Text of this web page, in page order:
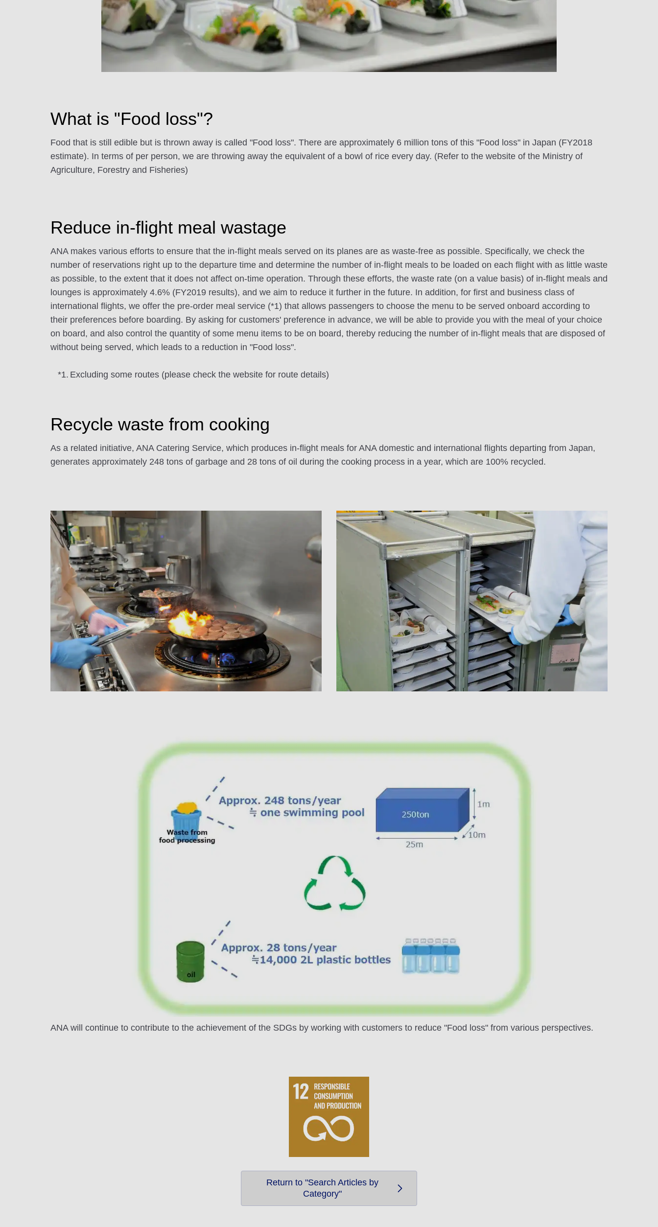
What is "Food loss"?
Food that is still edible but is thrown away is called "Food loss". There are approximately 6 million tons of this "Food loss" in Japan (FY2018
estimate). In terms of per person, we are throwing away the equivalent of a bowl of rice every day. (Refer to the website of the Ministry of
Agriculture, Forestry and Fisheries)
Reduce in-flight meal wastage
ANA makes various efforts to ensure that the in-flight meals served on its planes are as waste-free as possible. Specifically, we check the
number of reservations right up to the departure time and determine the number of in-flight meals to be loaded on each flight with as little waste
as possible, to the extent that it does not affect on-time operation. Through these efforts, the waste rate (on a value basis) of in-flight meals and
lounges is approximately 4.6% (FY2019 results), and we aim to reduce it further in the future. In addition, for first and business class of
international flights, we offer the pre-order meal service (*1) that allows passengers to choose the menu to be served onboard according to
their preferences before boarding. By asking for customers' preference in advance, we will be able to provide you with the meal of your choice
on board, and also control the quantity of some menu items to be on board, thereby reducing the number of in-flight meals that are disposed of
without being served, which leads to a reduction in "Food loss".
*1. Excluding some routes (please check the website for route details)
Recycle waste from cooking
As a related initiative, ANA Catering Service, which produces in-flight meals for ANA domestic and international flights departing from Japan,
generates approximately 248 tons of garbage and 28 tons of oil during the cooking process in a year, which are 100% recycled.
ANA will continue to contribute to the achievement of the SDGs by working with customers to reduce "Food loss" from various perspectives.
Return to "Search Articles by
Category"